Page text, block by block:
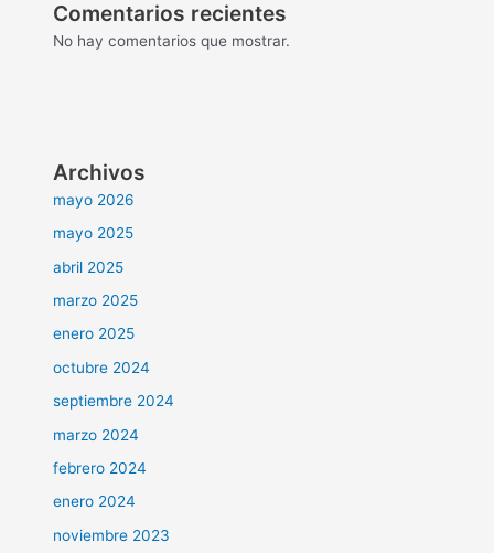
Comentarios recientes
No hay comentarios que mostrar.
Archivos
mayo 2026
mayo 2025
abril 2025
marzo 2025
enero 2025
octubre 2024
septiembre 2024
marzo 2024
febrero 2024
enero 2024
noviembre 2023